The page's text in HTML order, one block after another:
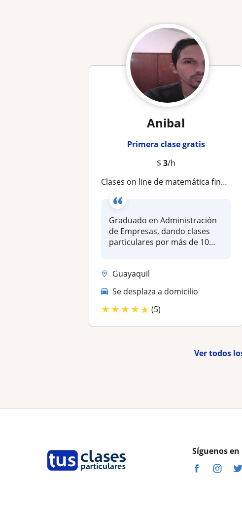
Anibal
Primera clase gratis
$ 3/h
Clases on line de matemática financiera
Graduado en Administración
de Empresas, dando clases
particulares por más de 10
Guayaquil
Se desplaza a domicilio
★★★★★ (5)
Ver todos
Síguenos en